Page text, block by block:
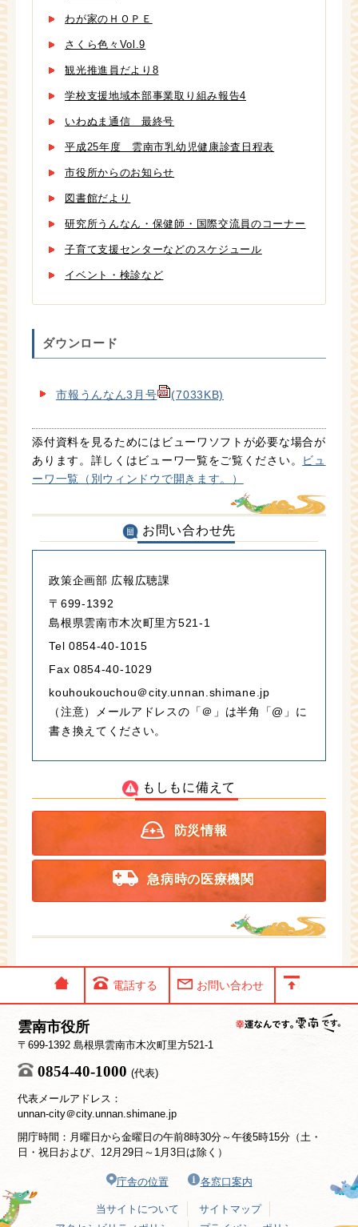
わが家のＨＯＰＥ
さくら色々Vol.9
観光推進員だより8
学校支援地域本部事業取り組み報告4
いわぬま通信 最終号
平成25年度 雲南市乳幼児健康診査日程表
市役所からのお知らせ
図書館だより
研究所うんなん・保健師・国際交流員のコーナー
子育て支援センターなどのスケジュール
イベント・検診など
ダウンロード
市報うんなん3月号 (7033KB)
添付資料を見るためにはビューワソフトが必要な場合が
あります。詳しくはビューワ一覧をご覧ください。
ビュ
ーワ一覧（別ウィンドウで開きます。）
お問い合わせ先
政策企画部 広報広聴課
〒699-1392
島根県雲南市木次町里方521-1
Tel 0854-40-1015
Fax 0854-40-1029
kouhoukouchou＠city.unnan.shimane.jp
（注意）メールアドレスの「＠」は半角「@」に
書き換えてください。
もしもに備えて
防災情報
急病時の医療機関
電話する お問い合わせ
雲南市役所
〒699-1392 島根県雲南市木次町里方521-1
0854-40-1000 (代表)
代表メールアドレス：
unnan-city＠city.unnan.shimane.jp
開庁時間：月曜日から金曜日の午前8時30分～午後5時15分（土・
日・祝日および、12月29日～1月3日は除く）
庁舎の位置 各窓口案内
当サイトについて
サイトマップ